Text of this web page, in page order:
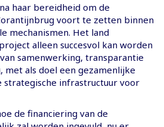
haar bereidheid om de
voort te zetten binnen
mechanismen. Het land
alleen succesvol kan worden
samenwerking, transparantie
met als doel een gezamenlijke
strategische infrastructuur voor
de financiering van de